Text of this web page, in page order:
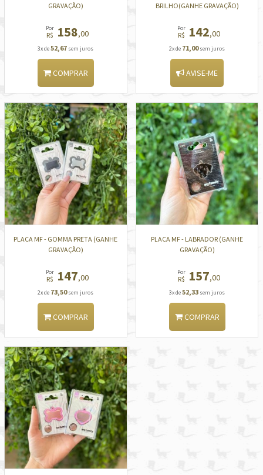
GRAVAÇÃO)
Por
R$ 158,00
3x de52,67 sem juros
COMPRAR
BRILHO(GANHE GRAVAÇÃO)
Por
R$ 142,00
2x de 71,00sem juros
AVISE-ME
PLACA MF - GOMMA PRETA (GANHE
GRAVAÇÃO)
Por
R$ 147,00
2x de 73,50sem juros
COMPRAR
PLACA MF - LABRADOR (GANHE
GRAVAÇÃO)
Por
R$ 157,00
3x de52,33 sem juros
COMPRAR